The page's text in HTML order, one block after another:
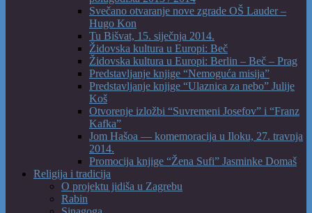
Svečano otvaranje nove zgrade OŠ Lauder –
Hugo Kon
Tu Bišvat, 15. siječnja 2014.
Židovska kultura u Europi: Beč
Židovska kultura u Europi: Berlin – Beč – Prag
Predstavljanje knjige “Nemoguća misija”
Predstavljanje knjige “Ulaznica za nebo” Julije
Koš
Otvorenje izložbi “Suvremeni Josefov” i “Franz
Kafka”
Jom Hašoa — komemoracija u Iloku, 27. travnja
2014.
Promocija knjige “Žena Sufi” Jasminke Domaš
Religija i tradicija
O projektu jidiša u Zagrebu
Rabin